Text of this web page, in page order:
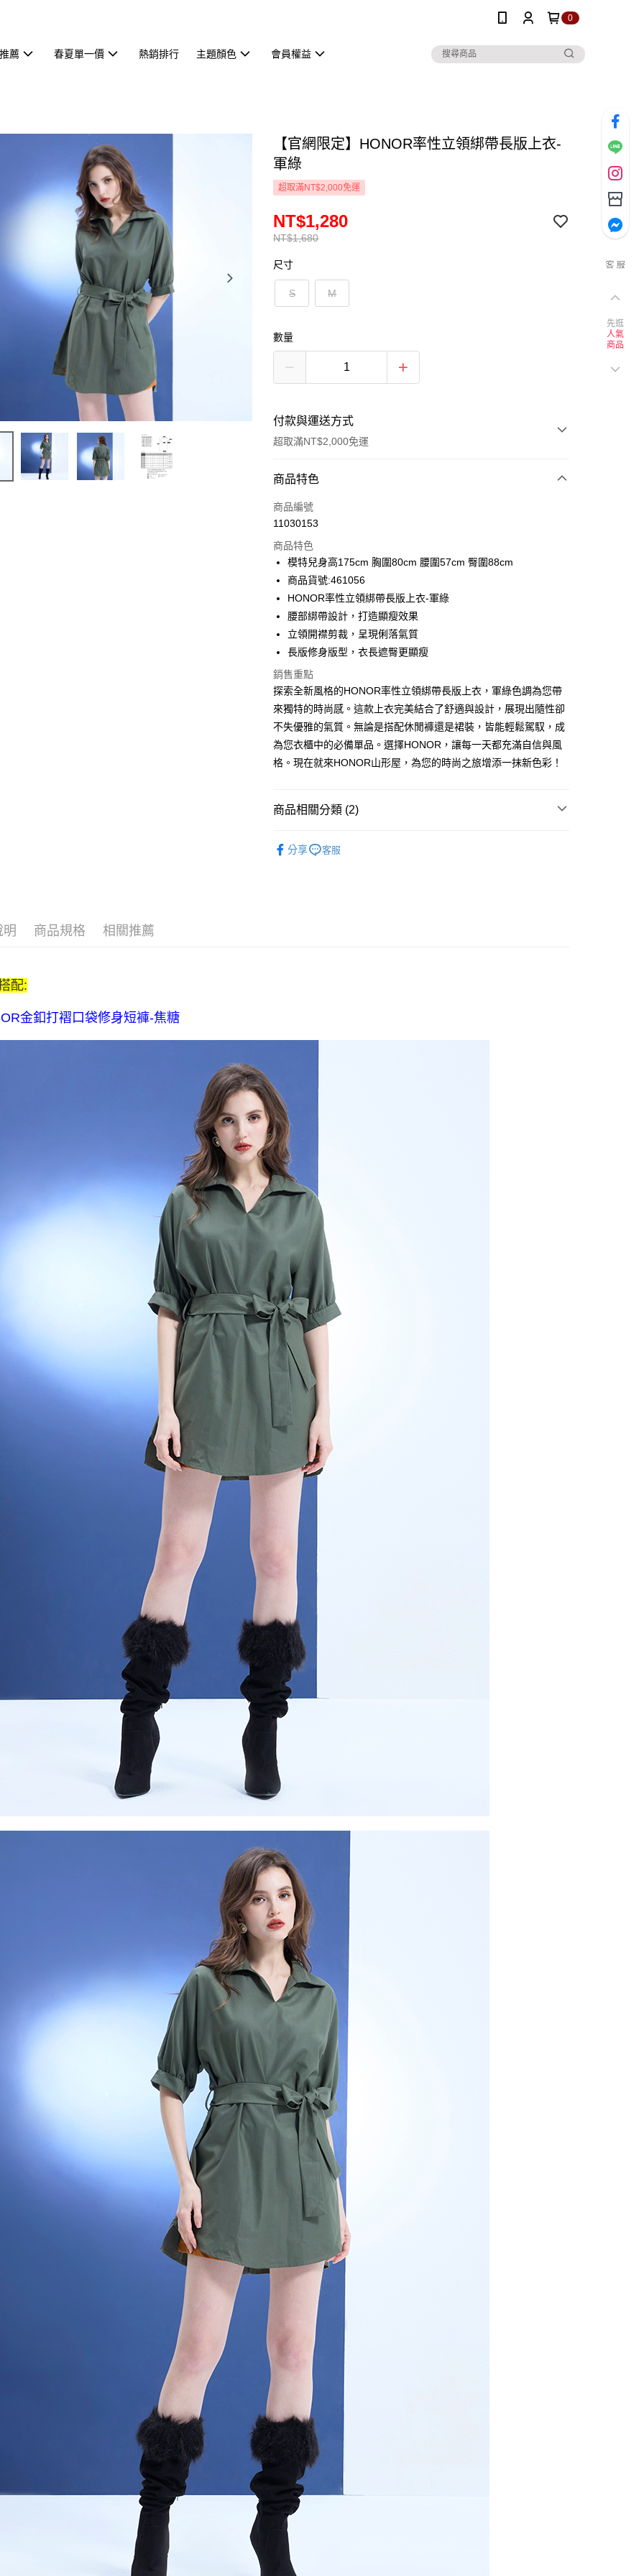
0
薦 春夏單一價 熱銷排行 主題顏色 會員權益
【官網限定】HONOR率性立領綁帶長版上衣-
軍綠
超取滿NT$2,000免運
NT$1,680
NT$1,280
尺寸
S M
數量
付款與運送方式
超取滿NT$2,000免運
付款方式
信用卡一次付款
LINE Pay
Apple Pay
街口支付
悠遊付
ATM付款
運送方式
全家取貨付款 -訂單滿 $2000 元即享免運服務，未滿則另收
每筆NT$80，滿NT$2,000(含以上)免運費
$80 元物流費
流費
商品特色
商品編號
11030153
商品特色
模特兒身高175cm 胸圍80cm 腰圍57cm 臀圍88cm
商品貨號:461056
HONOR率性立領綁帶長版上衣-軍綠
腰部綁帶設計，打造顯瘦效果
立領開襟剪裁，呈現俐落氣質
長版修身版型，衣長遮臀更顯瘦
銷售重點
探索全新風格的HONOR率性立領綁帶長版上衣，軍綠色調為您帶
來獨特的時尚感。這款上衣完美結合了舒適與設計，展現出隨性卻
不失優雅的氣質。無論是搭配休閒褲還是裙裝，皆能輕鬆駕馭，成
為您衣櫃中的必備單品。選擇HONOR，讓每一天都充滿自信與風
格。現在就來HONOR山形屋，為您的時尚之旅增添一抹新色彩！
商品相關分類 (2)
分享 客服
明 商品規格 相關推薦
配:
金釦打褶口袋修身短褲-焦糖
先逛
人氣
商品